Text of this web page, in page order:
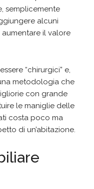
semplicemente
alcuni
il valore
“chirurgici” e,
metodologia che
con grande
le maniglie delle
costa poco ma
di un’abitazione.